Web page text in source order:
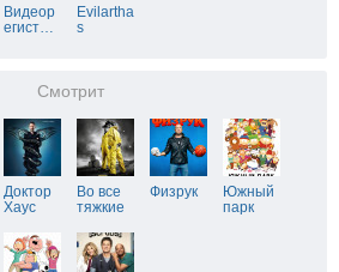
Видеор
егист…
Evilartha
s
Смотрит
Доктор
Хаус
Во все
тяжкие
Физрук
Южный
парк